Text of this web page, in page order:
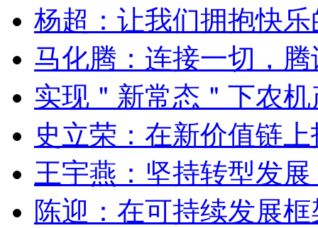
杨超：让我们拥抱快
马化腾：连接一切，
实现＂新常态＂下农
史立荣：在新价值链
王宇燕：坚持转型发
陈迎：在可持续发展